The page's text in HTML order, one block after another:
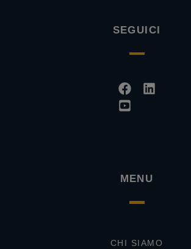
SEGUICI
Facebook
Linkedin
Youtube-
square
MENU
CHI SIAMO